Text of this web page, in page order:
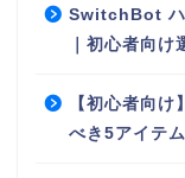
SwitchBot ハ
｜初心者向け
【初心者向
べき5アイテ